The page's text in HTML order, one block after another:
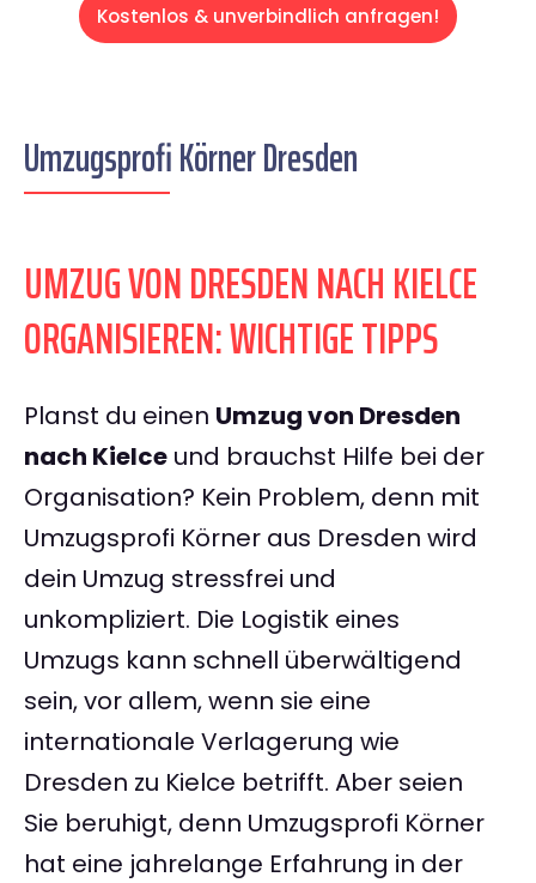
Kostenlos & unverbindlich anfragen!
Umzugsprofi Körner Dresden
UMZUG VON DRESDEN NACH KIELCE
ORGANISIEREN: WICHTIGE TIPPS
Planst du einen Umzug von Dresden
nach Kielce und brauchst Hilfe bei der
Organisation? Kein Problem, denn mit
Umzugsprofi Körner aus Dresden wird
dein Umzug stressfrei und
unkompliziert. Die Logistik eines
Umzugs kann schnell überwältigend
sein, vor allem, wenn sie eine
internationale Verlagerung wie
Dresden zu Kielce betrifft. Aber seien
Sie beruhigt, denn Umzugsprofi Körner
hat eine jahrelange Erfahrung in der